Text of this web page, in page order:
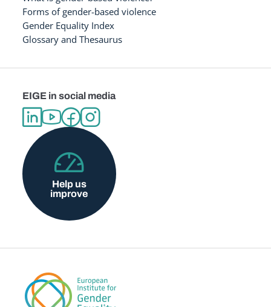
Forms of gender-based violence
Gender Equality Index
Glossary and Thesaurus
EIGE in social media
Help us
improve